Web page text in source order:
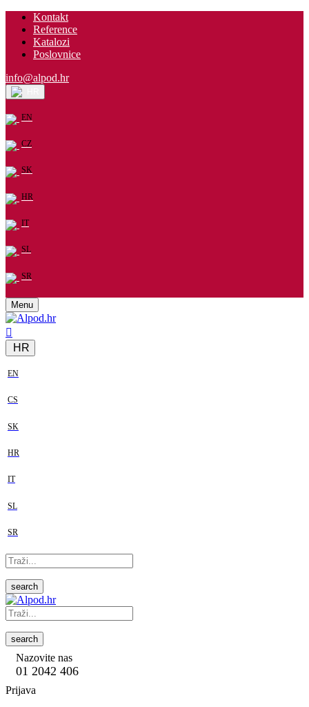
Kontakt
Reference
Katalozi
Poslovnice
info@alpod.hr
EN
CZ
SK
HR
IT
SL
SR
Menu
HR
EN
CS
SK
HR
IT
SL
SR
search
search
Nazovite nas
01 2042 406
Prijava